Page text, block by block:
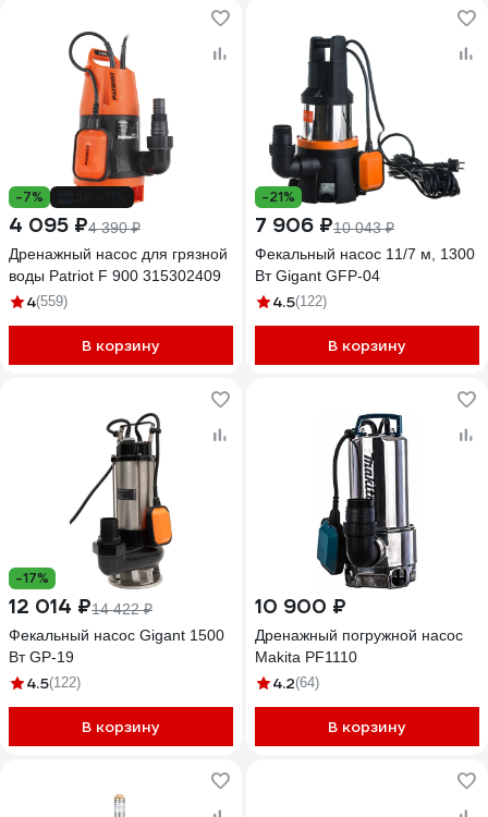
-7%
4 095 ₽4 390 ₽
Дренажный насос для грязной
воды Patriot F 900 315302409
4(559)
В корзину
-21%
7 906 ₽10 043 ₽
Фекальный насос 11/7 м, 1300
Вт Gigant GFP-04
4.5(122)
В корзину
-17%
12 014 ₽14 422 ₽
Фекальный насос Gigant 1500
Вт GP-19
4.5(122)
В корзину
10 900 ₽
Дренажный погружной насос
Makita PF1110
4.2(64)
В корзину